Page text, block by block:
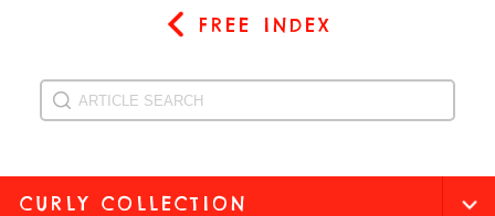
FREE INDEX
CURLY COLLECTION